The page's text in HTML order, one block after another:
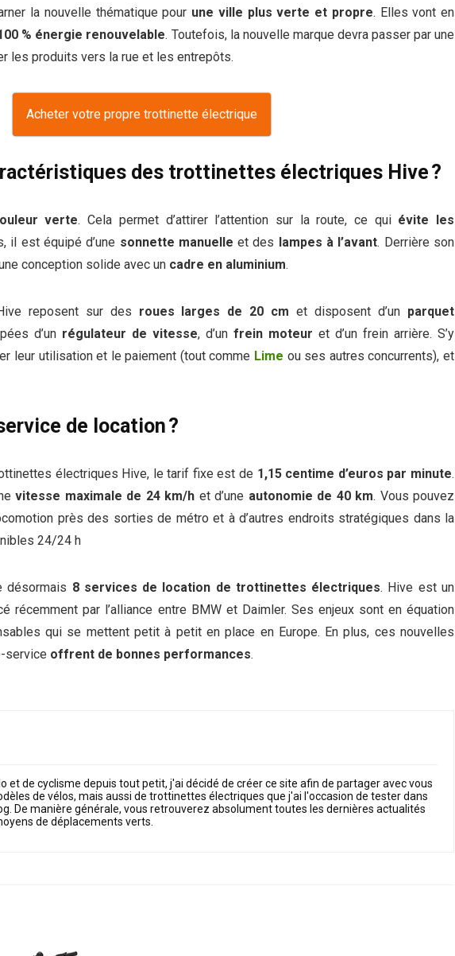
la nouvelle thématique pour une ville plus verte et propre. Elles vont en
% énergie renouvelable. Toutefois, la nouvelle marque devra passer par une
les produits vers la rue et les entrepôts.
Acheter votre propre trottinette électrique
des trottinettes électriques Hive ?
verte. Cela permet d’attirer l’attention sur la route, ce qui évite les
il est équipé d’une sonnette manuelle et des lampes à l’avant. Derrière son
conception solide avec un cadre en aluminium.
reposent sur des roues larges de 20 cm et disposent d’un parquet
d’un régulateur de vitesse, d’un frein moteur et d’un frein arrière. S’y
leur utilisation et le paiement (tout comme Lime ou ses autres concurrents), et
de location ?
électriques Hive, le tarif fixe est de 1,15 centime d’euros par minute.
vitesse maximale de 24 km/h et d’une autonomie de 40 km. Vous pouvez
près des sorties de métro et à d’autres endroits stratégiques dans la
24/24 h
désormais 8 services de location de trottinettes électriques. Hive est un
récemment par l’alliance entre BMW et Daimler. Ses enjeux sont en équation
qui se mettent petit à petit en place en Europe. En plus, ces nouvelles
service offrent de bonnes performances.
et de cyclisme depuis tout petit, j'ai décidé de créer ce site afin de partager avec vous
de vélos, mais aussi de trottinettes électriques que j'ai l'occasion de tester dans
De manière générale, vous retrouverez absolument toutes les dernières actualités
de déplacements verts.